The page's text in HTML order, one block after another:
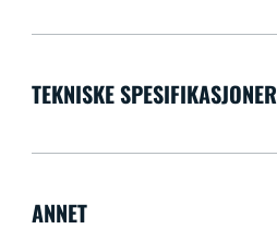
TEKNISKE SPESIFIKASJONER
ANNET